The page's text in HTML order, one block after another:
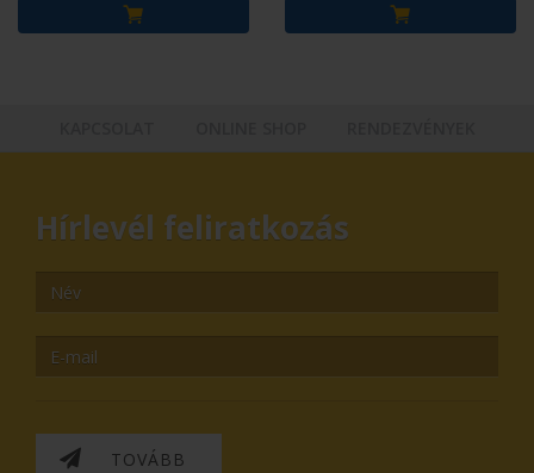
Hírlevél feliratkozás
TOVÁBB